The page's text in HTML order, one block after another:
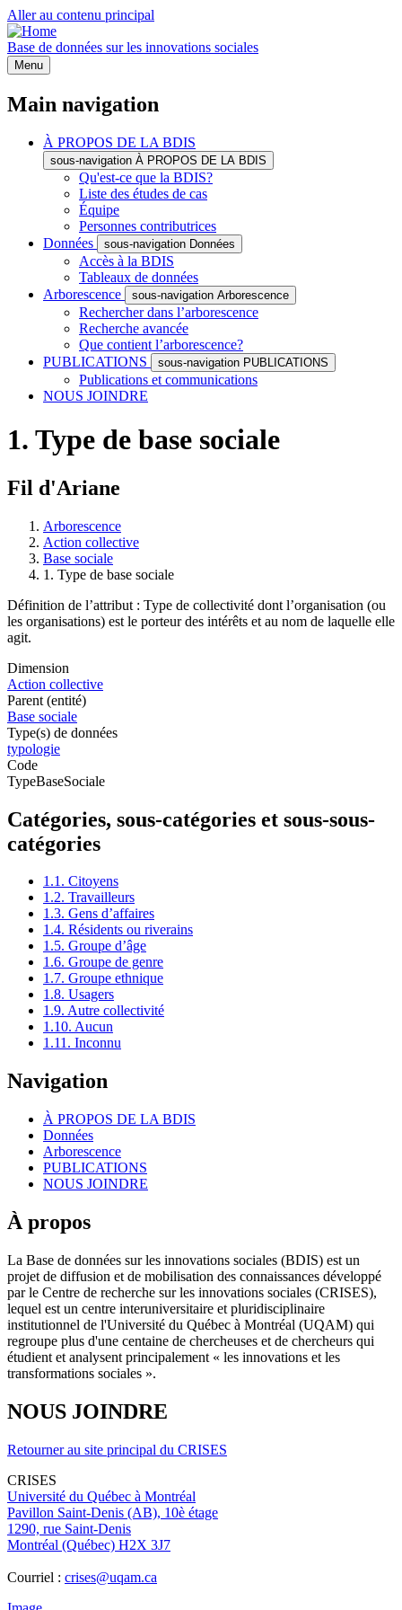
Aller au contenu principal
Base de données sur les innovations sociales
Menu
Main navigation
À PROPOS DE LA BDIS
sous-navigation À PROPOS DE LA BDIS
Qu'est-ce que la BDIS?
Liste des études de cas
Équipe
Personnes contributrices
Données
sous-navigation Données
Accès à la BDIS
Tableaux de données
Arborescence
sous-navigation Arborescence
Rechercher dans l’arborescence
Recherche avancée
Que contient l’arborescence?
PUBLICATIONS
sous-navigation PUBLICATIONS
Publications et communications
NOUS JOINDRE
1. Type de base sociale
Fil d'Ariane
Arborescence
Action collective
Base sociale
1. Type de base sociale
Définition de l’attribut : Type de collectivité dont l’organisation (ou
les organisations) est le porteur des intérêts et au nom de laquelle elle
agit.
Dimension
Action collective
Parent (entité)
Base sociale
Type(s) de données
typologie
Code
TypeBaseSociale
Catégories, sous-catégories et sous-sous-
catégories
1.1. Citoyens
1.2. Travailleurs
1.3. Gens d’affaires
1.4. Résidents ou riverains
1.5. Groupe d’âge
1.6. Groupe de genre
1.7. Groupe ethnique
1.8. Usagers
1.9. Autre collectivité
1.10. Aucun
1.11. Inconnu
Navigation
À PROPOS DE LA BDIS
Données
Arborescence
PUBLICATIONS
NOUS JOINDRE
À propos
La Base de données sur les innovations sociales (BDIS) est un
projet de diffusion et de mobilisation des connaissances développé
par le Centre de recherche sur les innovations sociales (CRISES),
lequel est un centre interuniversitaire et pluridisciplinaire
institutionnel de l'Université du Québec à Montréal (UQAM) qui
regroupe plus d'une centaine de chercheuses et de chercheurs qui
étudient et analysent principalement « les innovations et les
transformations sociales ».
NOUS JOINDRE
Retourner au site principal du CRISES
CRISES
Université du Québec à Montréal
Pavillon Saint-Denis (AB), 10è étage
1290, rue Saint-Denis
Montréal (Québec) H2X 3J7
Courriel : crises@uqam.ca